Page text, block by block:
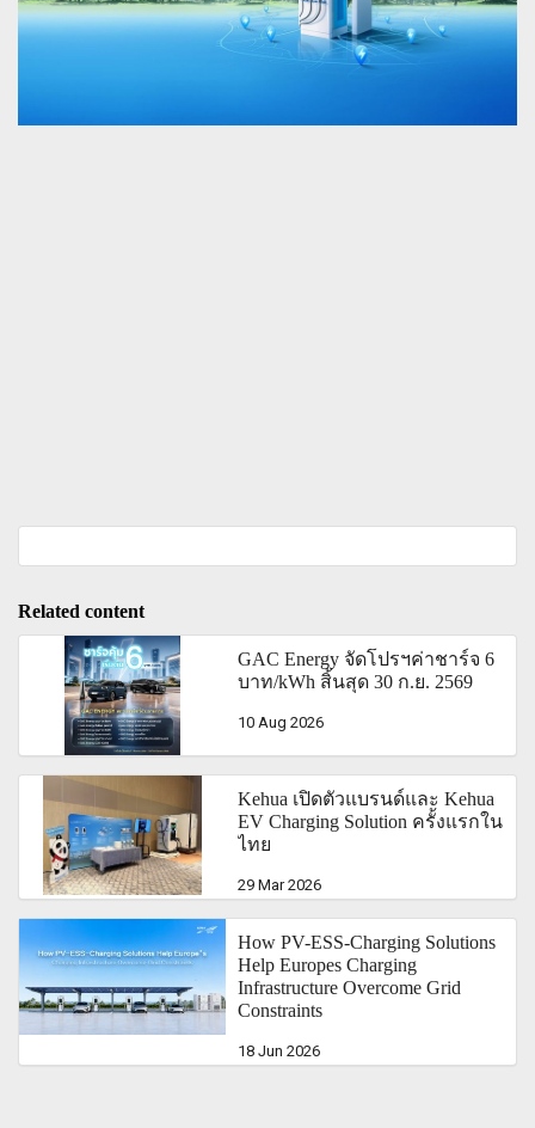
Related content
GAC Energy จัดโปรฯค่าชาร์จ 6
บาท/kWh สิ้นสุด 30 ก.ย. 2569
10 Aug 2026
Kehua เปิดตัวแบรนด์และ Kehua
EV Charging Solution ครั้งแรกใน
ไทย
29 Mar 2026
How PV-ESS-Charging Solutions
Help Europes Charging
Infrastructure Overcome Grid
Constraints
18 Jun 2026